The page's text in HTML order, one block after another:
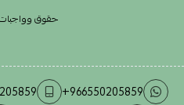
حقوق
+966550205859